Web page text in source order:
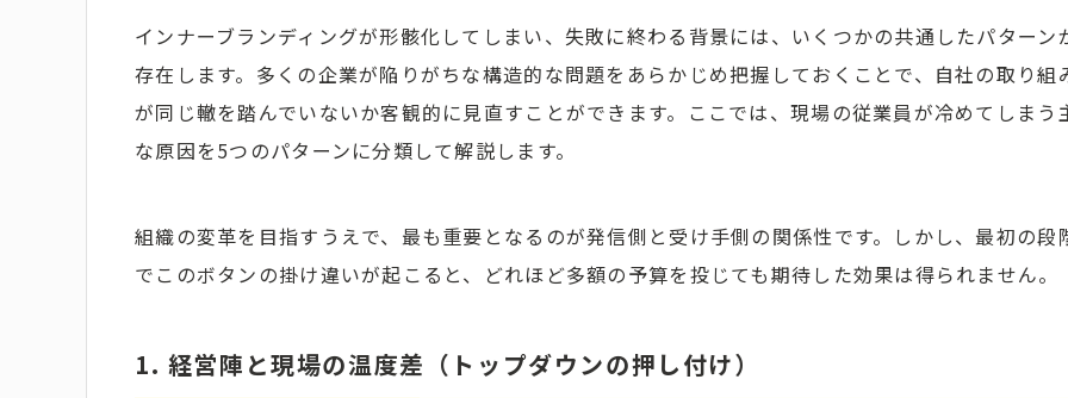
インナーブランディングが形骸化してしまい、失敗に終わる背景には、いくつかの共通したパターン
存在します。多くの企業が陥りがちな構造的な問題をあらかじめ把握しておくことで、自社の取り組
が同じ轍を踏んでいないか客観的に見直すことができます。ここでは、現場の従業員が冷めてしまう
な原因を5つのパターンに分類して解説します。
組織の変革を目指すうえで、最も重要となるのが発信側と受け手側の関係性です。しかし、最初の段
でこのボタンの掛け違いが起こると、どれほど多額の予算を投じても期待した効果は得られません。
1. 経営陣と現場の温度差（トップダウンの押し付け）